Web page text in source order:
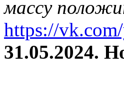
массу
https://
31.05.2024.